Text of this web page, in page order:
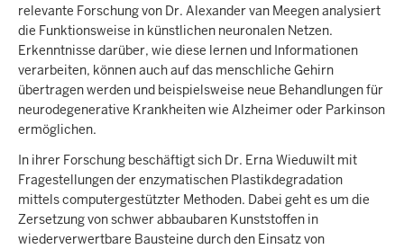
relevante Forschung von Dr. Alexander van Meegen analysiert
die Funktionsweise in künstlichen neuronalen Netzen.
Erkenntnisse darüber, wie diese lernen und Informationen
verarbeiten, können auch auf das menschliche Gehirn
übertragen werden und beispielsweise neue Behandlungen für
neurodegenerative Krankheiten wie Alzheimer oder Parkinson
ermöglichen.
In ihrer Forschung beschäftigt sich Dr. Erna Wieduwilt mit
Fragestellungen der enzymatischen Plastikdegradation
mittels computergestützter Methoden. Dabei geht es um die
Zersetzung von schwer abbaubaren Kunststoffen in
wiederverwertbare Bausteine durch den Einsatz von